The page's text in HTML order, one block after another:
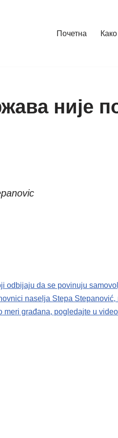
Почетна
није
odbijaju da se povinuju
naselja Stepa
meri građana, pogledajte u